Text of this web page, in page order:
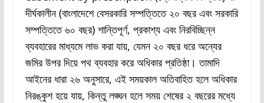
দীর্ঘকালীন (বাংলাদেশে বেসরকারি সম্পত্তিতে ২০ বছর এবং সরকারি
সম্পত্তিতে ৬০ বছর) শান্তিপূর্ণ, প্রকাশ্য এবং নিরবিচ্ছিন্ন
ব্যবহারের মাধ্যমে লাভ করা যায়, যেমন ২০ বছর ধরে অন্যের
জমির উপর দিয়ে পথ ব্যবহার করে অধিকার প্রতিষ্ঠা। তামাদি
আইনের ধারা ২৬ অনুসারে, এই সময়কাল অতিবাহিত হলে অধিকার
নিরঙ্কুশ হয়ে যায়, কিন্তু লঙ্ঘন হলে সময় শেষের ২ বছরের মধ্যে